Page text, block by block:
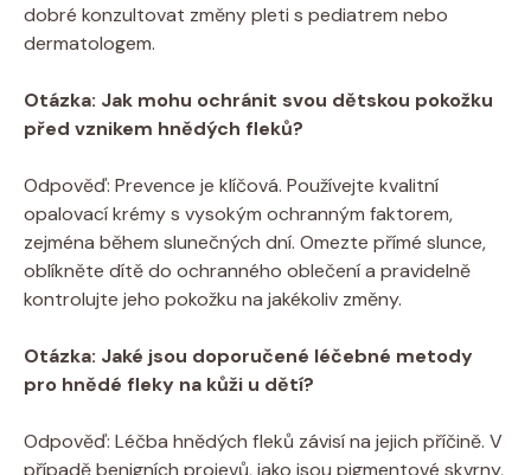
dobré konzultovat změny pleti s pediatrem nebo
dermatologem.
Otázka: Jak mohu ochránit svou dětskou pokožku
před vznikem hnědých fleků?
Odpověď: Prevence je klíčová. Používejte kvalitní
opalovací krémy s vysokým ochranným faktorem,
zejména během slunečných dní. Omezte přímé slunce,
oblíkněte dítě do ochranného oblečení a pravidelně
kontrolujte jeho pokožku na jakékoliv změny.
Otázka: Jaké jsou doporučené léčebné metody
pro hnědé fleky na kůži u dětí?
Odpověď: Léčba hnědých fleků závisí na jejich příčině. V
případě benigních projevů, jako jsou pigmentové skvrny,